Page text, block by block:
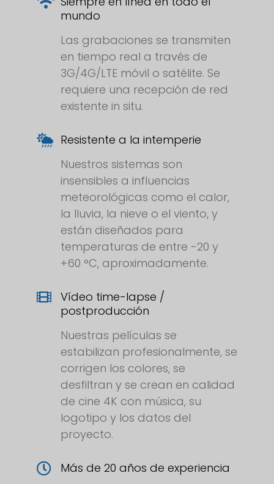
mundo
Las grabaciones se transmiten
en tiempo real a través de
3G/4G/LTE móvil o satélite. Se
requiere una recepción de red
existente in situ.
Resistente a la intemperie
Nuestros sistemas son
insensibles a influencias
meteorológicas como el calor,
la lluvia, la nieve o el viento, y
están diseñados para
temperaturas de entre -20 y
+60 °C, aproximadamente.
Vídeo time-lapse /
postproducción
Nuestras películas se
estabilizan profesionalmente, se
corrigen los colores, se
desfiltran y se crean en calidad
de cine 4K con música, su
logotipo y los datos del
proyecto.
Más de 20 años de experiencia